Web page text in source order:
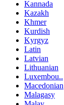
Kannada
Kazakh
Khmer
Kurdish
Kyrgyz
Latin
Latvian
Lithuanian
Luxembou..
Macedonian
Malagasy